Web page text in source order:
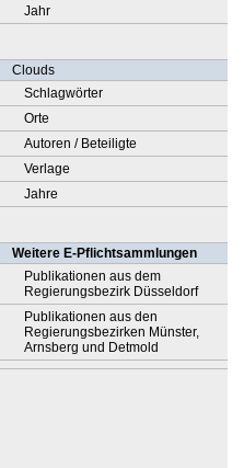
Jahr
Clouds
Schlagwörter
Orte
Autoren / Beteiligte
Verlage
Jahre
Weitere E-Pflichtsammlungen
Publikationen aus dem
Regierungsbezirk Düsseldorf
Publikationen aus den
Regierungsbezirken Münster,
Arnsberg und Detmold